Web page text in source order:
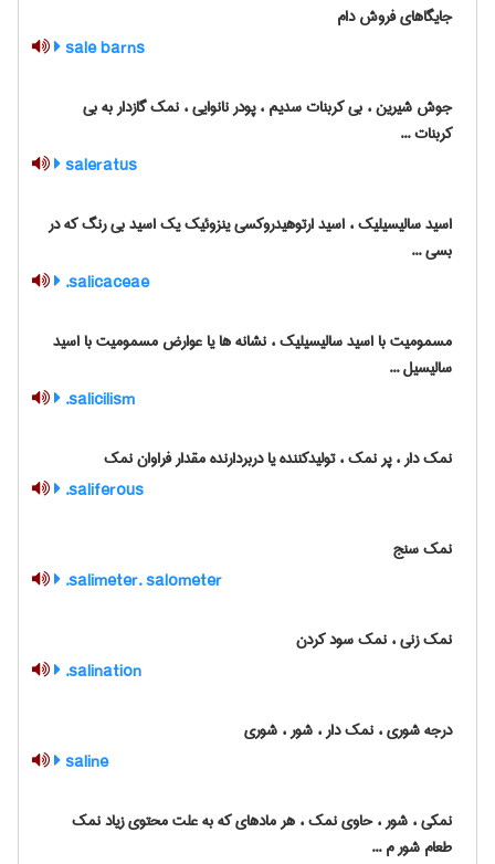
جایگاهای فروش دام
sale barns
جوش شیرین ، بی کربنات سدیم ، پودر نانوایی ، نمک گازدار به بی
کربنات ...
saleratus
اسید سالیسیلیک ، اسید ارتوهیدروکسی ینزوئیک یک اسید بی رنگ که در
بسی ...
salicaceae.
مسمومیت با اسید سالیسیلیک ، نشانه ها یا عوارض مسمومیت با اسید
سالیسیل ...
salicilism.
نمک دار ، پر نمک ، تولیدکننده یا دربردارنده مقدار فراوان نمک
saliferous.
نمک سنج
salimeter. salometer.
نمک زنی ، نمک سود کردن
salination.
درجه شوری ، نمک دار ، شور ، شوری
saline
نمکی ، شور ، حاوی نمک ، هر مادهای که به علت محتوی زیاد نمک
طعام شور م ...